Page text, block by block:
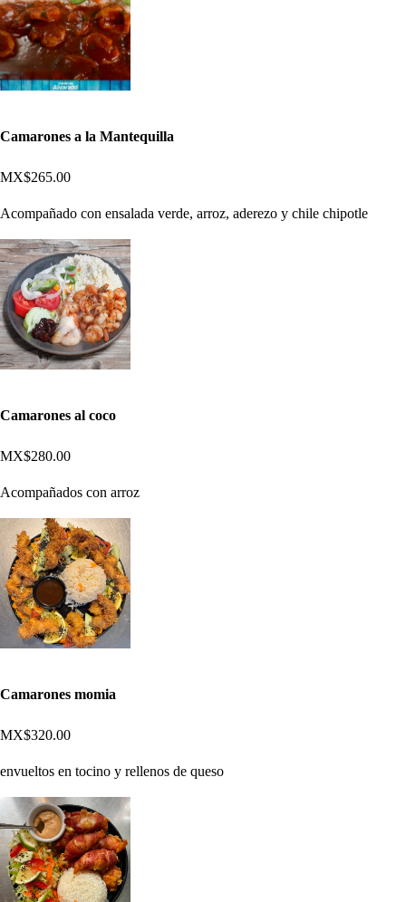
Camarones a la Mantequilla
MX$265.00
Acompañado con ensalada verde, arroz, aderezo y chile chipotle
Camarones al coco
MX$280.00
Acompañados con arroz
Camarones momia
MX$320.00
envueltos en tocino y rellenos de queso